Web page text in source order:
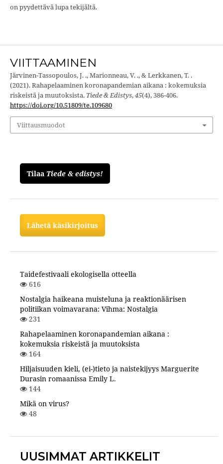
on pyydettävä lupa tekijältä.
VIITTAAMINEN
Järvinen-Tassopoulos, J. ., Marionneau, V. ., & Lerkkanen, T. .
(2021). Rahapelaaminen koronapandemian aikana : kokemuksia
riskeistä ja muutoksista. Tiede & Edistys,45(4), 386-406.
https://doi.org/10.51809/te.109680
Viittausmuodot
Tilaa Tiede & edistys!
Lähetä käsikirjoitus
Taidefestivaali ekologisella otteella
616
Nostalgia haikeana muisteluna ja reaktionäärisen
politiikan voimavarana: Vihma: Nostalgia
231
Rahapelaaminen koronapandemian aikana :
kokemuksia riskeistä ja muutoksista
164
Hiljaisuuden kieli, (ei-)tieto ja naistekijyys Marguerite
Durasin romaanissa Emily L.
144
Mikä on virus?
48
UUSIMMAT ARTIKKELIT